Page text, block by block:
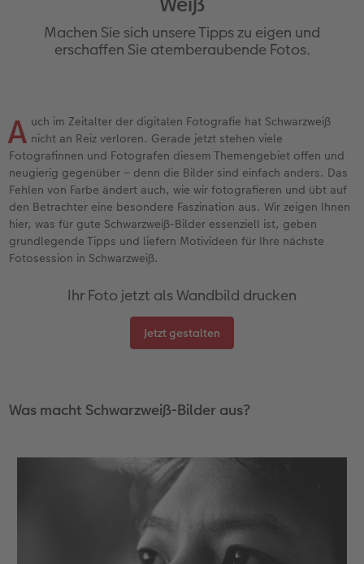
Jahrbuch gestalten
CEWE FOTOBUCH Kids
Schuber
Designvorlagen
Foto-Kochbuch
Kundenbeispiele
CEWE myPhotos
Neuheiten
Nature Prints
Bilderboxen
Fotosticker
Fotosets
Sofortfotos
Fotos digitalisieren
CEWE myPhotos
Photo Streetmap Poster
Acrylglas
Foto auf Holz
Hartschaum
Gallery Print
hexxas
Wandgestaltung
Extras
Dankeskarten Kommunion
Dankeskarten
Weitere Anlässe
Papierqualitäten
Klappkarten
Fotokarten
Karte mit Einsteckfoto
Neuheiten
Schule & Büro
Art Prints
Handyhüllen
Faber-Castell
Haustierwelt
Kundenbeispiele
Wandkalender mit Design
NEU: Wandkalender Fineline
Neuheiten
Extras
CEWE myPhotos
Max Case
Smartflip
Cardholder
CEWE myPhotos
Neuheiten
nachhaltiger Schenken
Danke sagen
Geburtstagsgeschenke
Inspiration
Kundenbeispiele
Machen Sie sich unsere Tipps zu eigen und
erschaffen Sie atemberaubende Fotos.
A uch im Zeitalter der digitalen Fotografie hat Schwarzweiß
nicht an Reiz verloren. Gerade jetzt stehen viele
Fotografinnen und Fotografen diesem Themengebiet offen und
neugierig gegenüber – denn die Bilder sind einfach anders. Das
Fehlen von Farbe ändert auch, wie wir fotografieren und übt auf
den Betrachter eine besondere Faszination aus. Wir zeigen Ihnen
hier, was für gute Schwarzweiß-Bilder essenziell ist, geben
grundlegende Tipps und liefern Motivideen für Ihre nächste
Fotosession in Schwarzweiß.
Ihr Foto jetzt als Wandbild drucken
Jetzt gestalten
Was macht Schwarzweiß-Bilder aus?